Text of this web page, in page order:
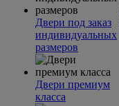
Двери под заказ
индивидуальных
размеров
Двери премиум
класса